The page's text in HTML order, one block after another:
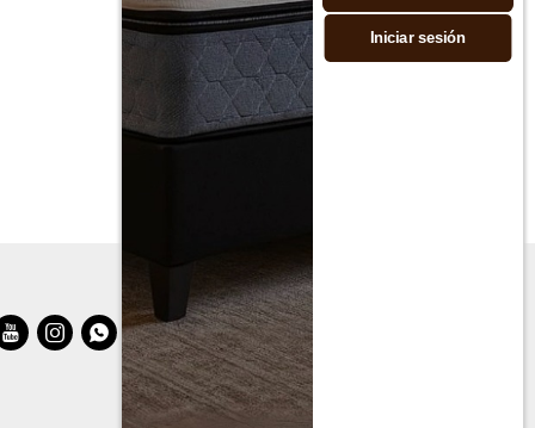
  
Iniciar sesión